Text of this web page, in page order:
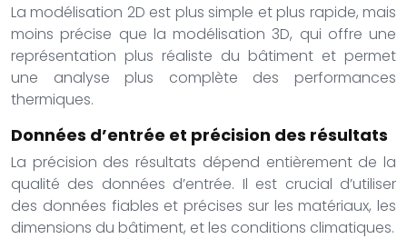
La modélisation 2D est plus simple et plus rapide, mais
moins précise que la modélisation 3D, qui offre une
représentation plus réaliste du bâtiment et permet
une analyse plus complète des performances
thermiques.
Données d’entrée et précision des résultats
La précision des résultats dépend entièrement de la
qualité des données d’entrée. Il est crucial d’utiliser
des données fiables et précises sur les matériaux, les
dimensions du bâtiment, et les conditions climatiques.